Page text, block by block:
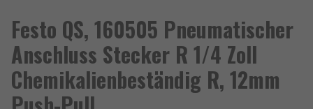
Festo QS, 160505 Pneumatischer
Anschluss Stecker R 1/4 Zoll
Chemikalienbeständig R, 12mm